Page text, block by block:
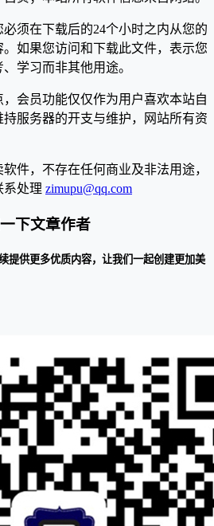
须在下载后的24个小时之内从您的
如果您访问和下载此文件，表示您
学习而非其他用途。
会员功能仅仅作为用户喜欢本站自
服务器的开支与维护，网站所有资
件，不存在任何商业及非法用途，
系处理 zimupu@qq.com
下文章作者
提供更多优质内容，让我们一起创建更加美